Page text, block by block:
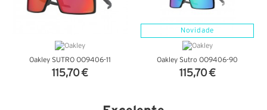
Oakley SUTRO OO9406-11
115,70 €
Novidade
Oakley Sutro OO9406-90
115,70 €